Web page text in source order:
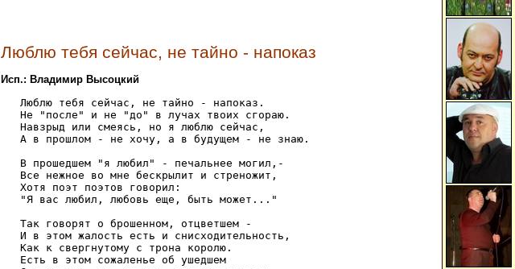
Люблю тебя сейчас, не тайно - напоказ
Исп.: Владимир Высоцкий
   Люблю тебя сейчас, не тайно - напоказ.
   Не "после" и не "до" в лучах твоих сгораю.
   Навзрыд или смеясь, но я люблю сейчас,
   А в прошлом - не хочу, а в будущем - не знаю.
   В прошедшем "я любил" - печальнее могил,-
   Все нежное во мне бескрылит и стреножит,
   Хотя поэт поэтов говорил:
   "Я вас любил, любовь еще, быть может..."
   Так говорят о брошенном, отцветшем -
   И в этом жалость есть и снисходительность,
   Как к свергнутому с трона королю.
   Есть в этом сожаленье об ушедшем